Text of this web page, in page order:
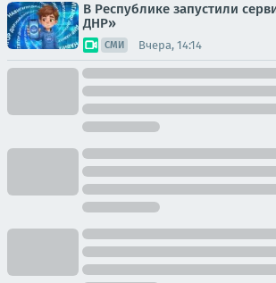
В Республике запустили
ДНР»
СМИ Вчера, 14:14